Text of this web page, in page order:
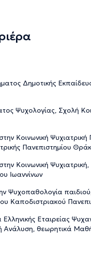
Δημοτικής
Ψυχολογίας, Σχολή
Κοινωνική Ψυχιατρική
Πανεπιστημίου
Κοινωνική Ψυχιατρική,
Ιωαννίνων
Ψυχοπαθολογία
Καποδιστριακού
Εταιρείας
Ανάλυση, θεωρητικά